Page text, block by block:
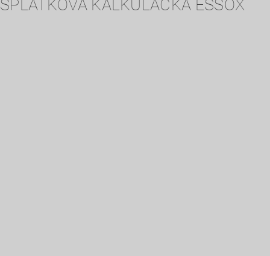
SPLÁTKOVÁ KALKULAČKA ESSOX